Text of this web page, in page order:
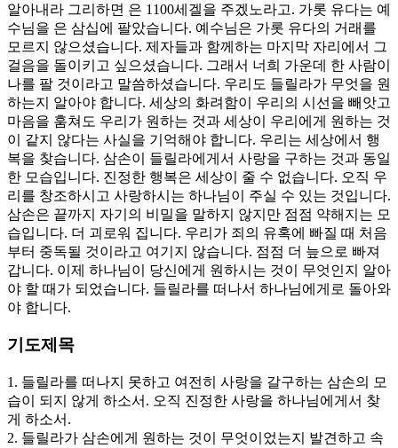
알아내라 그리하면 은 1100세겔을 주겠노라고. 가롯 유다는 예
수님을 은 삼십에 팔았습니다. 예수님은 가롯 유다의 거래를
모르지 않으셨습니다. 제자들과 함께하는 마지막 자리에서 그
걸음을 돌이키고 싶으셨습니다. 그래서 너희 가운데 한 사람이
나를 팔 것이라고 말씀하셨습니다. 우리도 들릴라가 무엇을 원
하는지 알아야 합니다. 세상의 화려함이 우리의 시선을 빼앗고
마음을 훔쳐도 우리가 원하는 것과 세상이 우리에게 원하는 것
이 같지 않다는 사실을 기억해야 합니다. 우리는 세상에서 행
복을 찾습니다. 삼손이 들릴라에게서 사랑을 구하는 것과 동일
한 모습입니다. 진정한 행복은 세상이 줄 수 없습니다. 오직 우
리를 창조하시고 사랑하시는 하나님이 주실 수 있는 것입니다.
삼손은 끝까지 자기의 비밀을 말하지 않지만 점점 약해지는 모
습입니다. 더 괴로워 집니다. 우리가 죄의 유혹에 빠질 때 처음
부터 중독될 것이라고 여기지 않습니다. 점점 더 늪으로 빠져
갑니다. 이제 하나님이 당신에게 원하시는 것이 무엇인지 알아
야 할 때가 되었습니다. 들릴라를 떠나서 하나님에게로 돌아와
야 합니다.
기도제목
1. 들릴라를 떠나지 못하고 여전히 사랑을 갈구하는 삼손의 모
습이 되지 않게 하소서. 오직 진정한 사랑을 하나님에게서 찾
게 하소서.
2. 들릴라가 삼손에게 원하는 것이 무엇이었는지 발견하고 속